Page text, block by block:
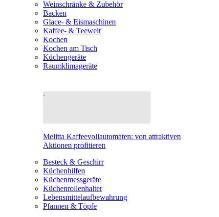
Weinschränke & Zubehör
Backen
Glace- & Eismaschinen
Kaffee- & Teewelt
Kochen
Kochen am Tisch
Küchengeräte
Raumklimageräte
Melitta Kaffeevollautomaten: von attraktiven
Aktionen profitieren
Besteck & Geschirr
Küchenhilfen
Küchenmessgeräte
Küchenrollenhalter
Lebensmittelaufbewahrung
Pfannen & Töpfe